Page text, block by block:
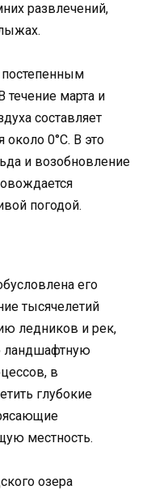
развлечений,
постепенным
течение марта и
составляет
0°C. В это
и возобновление
погодой.
его
тысячелетий
ледников и рек,
ландшафтную
в
глубокие
местность.
озера